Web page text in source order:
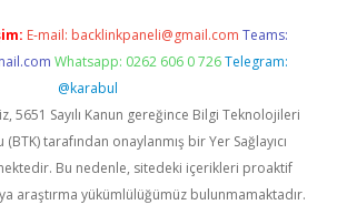
E-mail: backlinkpaneli@gmail.com Teams:
Whatsapp: 0262 606 0 726 Telegram:
@karabul
5651 Sayılı Kanun gereğince Bilgi Teknolojileri
tarafından onaylanmış bir Yer Sağlayıcı
Bu nedenle, sitedeki içerikleri proaktif
araştırma yükümlülüğümüz bulunmamaktadır.